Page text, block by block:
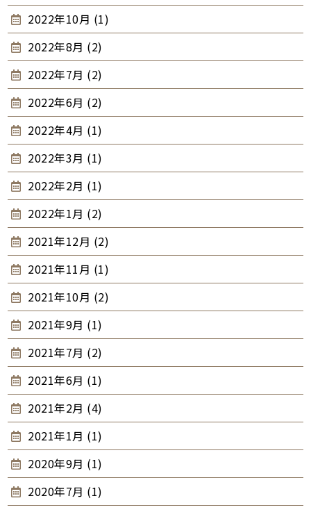
2022年10月 (1)
2022年8月 (2)
2022年7月 (2)
2022年6月 (2)
2022年4月 (1)
2022年3月 (1)
2022年2月 (1)
2022年1月 (2)
2021年12月 (2)
2021年11月 (1)
2021年10月 (2)
2021年9月 (1)
2021年7月 (2)
2021年6月 (1)
2021年2月 (4)
2021年1月 (1)
2020年9月 (1)
2020年7月 (1)